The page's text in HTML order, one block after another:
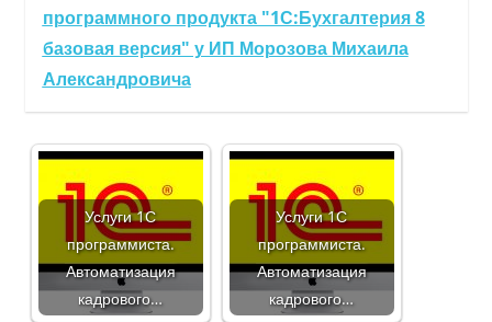
программного продукта "1С:Бухгалтерия 8
базовая версия" у ИП Морозова Михаила
Александровича
Услуги 1С
программиста.
Автоматизация
кадрового…
Услуги 1С
программиста.
Автоматизация
кадрового…